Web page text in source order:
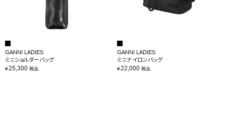
GANNI LADIES
ミニショルダーバッグ
¥25,300 税込
GANNI LADIES
ミニナイロンバッグ
¥22,000 税込